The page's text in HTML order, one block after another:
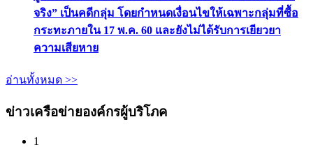
จริง” เป็นคดีกลุ่ม โดยกำหนดเงื่อนไขให้เฉพาะกลุ่มที่ซื้อ
กระทะภายใน 17 พ.ค. 60 และยังไม่ได้รับการเยียวยา
ความเสียหาย
อ่านทั้งหมด >>
ข่าวเครือข่ายองค์กรผู้บริโภค
1